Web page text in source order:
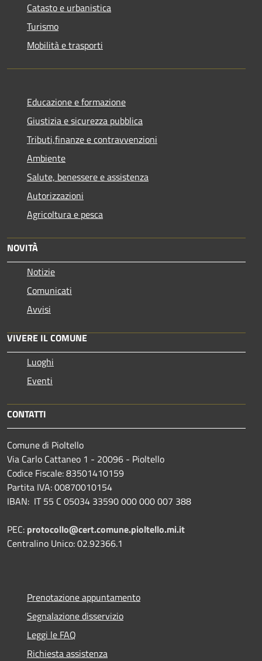
Catasto e urbanistica
Turismo
Mobilità e trasporti
Educazione e formazione
Giustizia e sicurezza pubblica
Tributi,finanze e contravvenzioni
Ambiente
Salute, benessere e assistenza
Autorizzazioni
Agricoltura e pesca
NOVITÀ
Notizie
Comunicati
Avvisi
VIVERE IL COMUNE
Luoghi
Eventi
CONTATTI
Comune di Pioltello
Via Carlo Cattaneo 1 - 20096 - Pioltello
Codice Fiscale: 83501410159
Partita IVA: 00870010154
IBAN: IT 55 C 05034 33590 000 000 007 388
PEC: protocollo@cert.comune.pioltello.mi.it
Centralino Unico: 02.92366.1
Prenotazione appuntamento
Segnalazione disservizio
Leggi le FAQ
Richiesta assistenza